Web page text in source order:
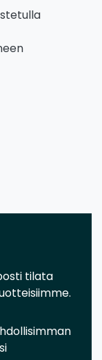
tilata